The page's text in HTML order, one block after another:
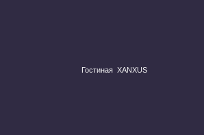
Гостиная XANXUS